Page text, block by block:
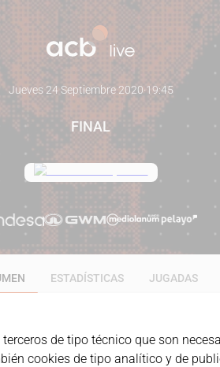
Jueves 24 Septiembre 2020·19:45
FINAL
ESTADÍSTICAS JUGADAS
de tipo técnico que son
cookies de tipo analítico y de